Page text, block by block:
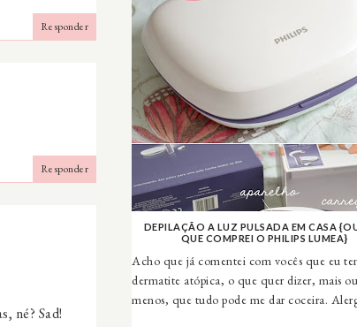
Responder
Responder
né? Sad!
DEPILAÇÃO A LUZ PULSADA EM CASA
QUE COMPREI O PHILIPS LUMEA}
Acho que já comentei com vocês que eu
dermatite atópica, o que quer dizer, mais ou
menos, que tudo pode me dar coceira.